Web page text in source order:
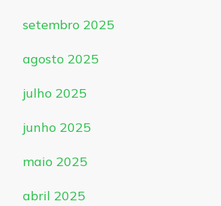
setembro 2025
agosto 2025
julho 2025
junho 2025
maio 2025
abril 2025